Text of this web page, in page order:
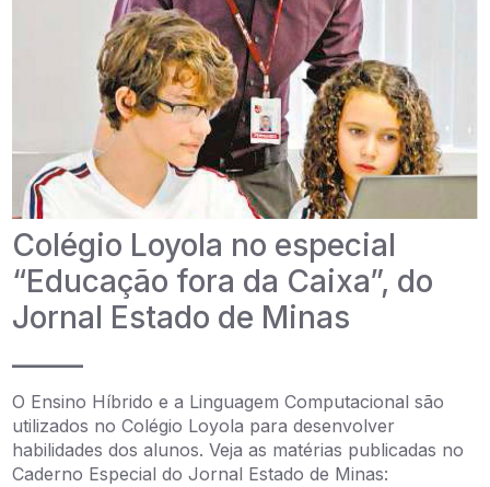
Colégio Loyola no especial
“Educação fora da Caixa”, do
Jornal Estado de Minas
O Ensino Híbrido e a Linguagem Computacional são
utilizados no Colégio Loyola para desenvolver
habilidades dos alunos. Veja as matérias publicadas no
Caderno Especial do Jornal Estado de Minas: